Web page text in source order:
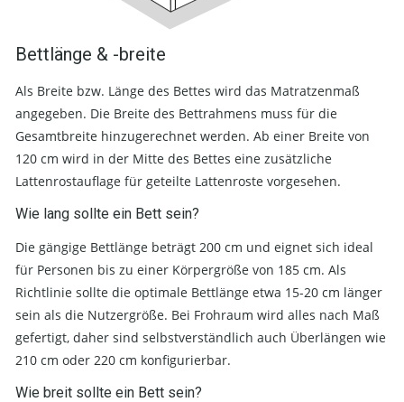
Bettlänge & -breite
Als Breite bzw. Länge des Bettes wird das Matratzenmaß
angegeben. Die Breite des Bettrahmens muss für die
Gesamtbreite hinzugerechnet werden. Ab einer Breite von
120 cm wird in der Mitte des Bettes eine zusätzliche
Lattenrostauflage für geteilte Lattenroste vorgesehen.
Wie lang sollte ein Bett sein?
Die gängige Bettlänge beträgt 200 cm und eignet sich ideal
für Personen bis zu einer Körpergröße von 185 cm. Als
Richtlinie sollte die optimale Bettlänge etwa 15-20 cm länger
sein als die Nutzergröße. Bei Frohraum wird alles nach Maß
gefertigt, daher sind selbstverständlich auch Überlängen wie
210 cm oder 220 cm konfigurierbar.
Wie breit sollte ein Bett sein?